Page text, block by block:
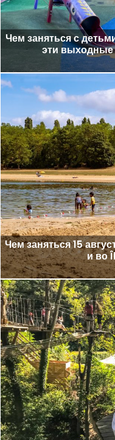
Чем заняться с
эти выходные
Чем заняться 15
и во